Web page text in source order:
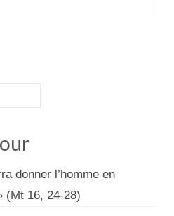
donner l’homme en
(Mt 16, 24-28)